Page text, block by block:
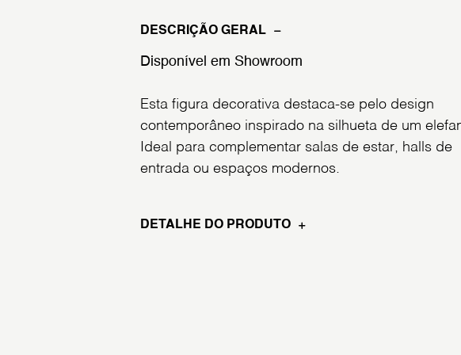
DESCRIÇÃO GERAL
Disponível em Showroom
Esta figura decorativa destaca-se pelo design
contemporâneo inspirado na silhueta de um
Ideal para complementar salas de estar, halls de
entrada ou espaços modernos.
DETALHE DO PRODUTO